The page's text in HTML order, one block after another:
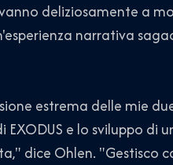
deliziosamente a
narrativa
estrema delle mie
e lo sviluppo
dice Ohlen. "Gestisco